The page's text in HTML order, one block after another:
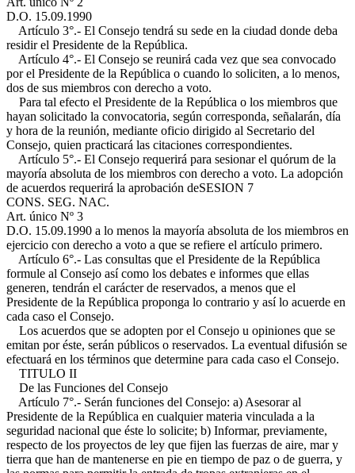
D.O. 15.09.1990
Artículo 3°.- El Consejo tendrá su sede en la ciudad donde deba
residir el Presidente de la República.
Artículo 4°.- El Consejo se reunirá cada vez que sea convocado
por el Presidente de la República o cuando lo soliciten, a lo menos,
dos de sus miembros con derecho a voto.
Para tal efecto el Presidente de la República o los miembros que
hayan solicitado la convocatoria, según corresponda, señalarán, día
y hora de la reunión, mediante oficio dirigido al Secretario del
Consejo, quien practicará las citaciones correspondientes.
Artículo 5°.- El Consejo requerirá para sesionar el quórum de la
mayoría absoluta de los miembros con derecho a voto. La adopción
de acuerdos requerirá la aprobación deSESION 7
CONS. SEG. NAC.
Art. único Nº 3
D.O. 15.09.1990 a lo menos la mayoría absoluta de los miembros en
ejercicio con derecho a voto a que se refiere el artículo primero.
Artículo 6°.- Las consultas que el Presidente de la República
formule al Consejo así como los debates e informes que ellas
generen, tendrán el carácter de reservados, a menos que el
Presidente de la República proponga lo contrario y así lo acuerde en
cada caso el Consejo.
Los acuerdos que se adopten por el Consejo u opiniones que se
emitan por éste, serán públicos o reservados. La eventual difusión se
efectuará en los términos que determine para cada caso el Consejo.
TITULO II
De las Funciones del Consejo
Artículo 7°.- Serán funciones del Consejo: a) Asesorar al
Presidente de la República en cualquier materia vinculada a la
seguridad nacional que éste lo solicite; b) Informar, previamente,
respecto de los proyectos de ley que fijen las fuerzas de aire, mar y
tierra que han de mantenerse en pie en tiempo de paz o de guerra, y